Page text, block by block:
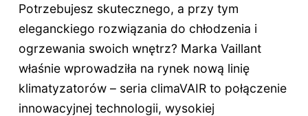
Potrzebujesz skutecznego, a przy tym
eleganckiego rozwiązania do chłodzenia i
ogrzewania swoich wnętrz? Marka Vaillant
właśnie wprowadziła na rynek nową linię
klimatyzatorów – seria climaVAIR to połączenie
innowacyjnej technologii, wysokiej